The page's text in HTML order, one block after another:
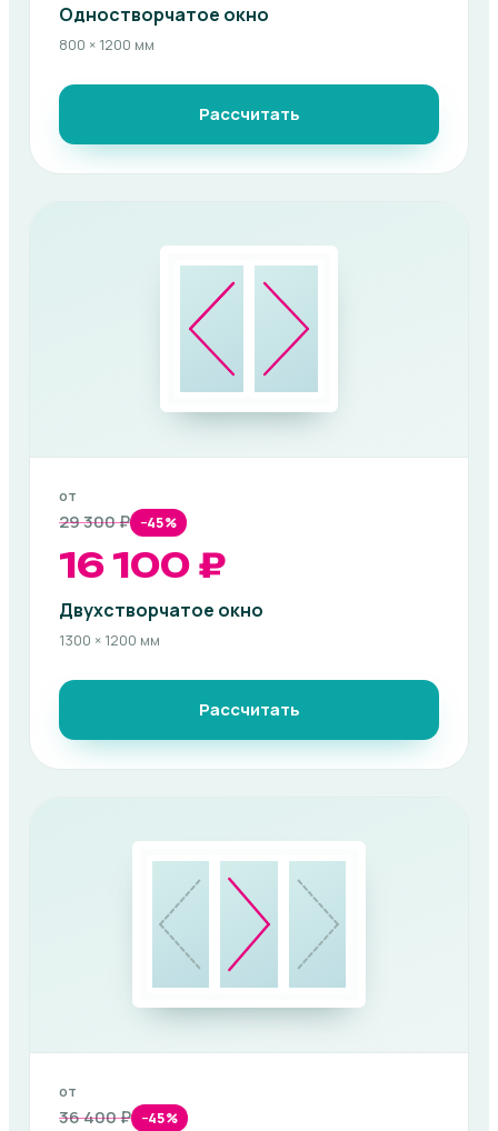
Одностворчатое окно
800 × 1200 мм
Рассчитать
от
29 300 ₽ −45%
16 100 ₽
Двухстворчатое окно
1300 × 1200 мм
Рассчитать
от
36 400 ₽ −45%